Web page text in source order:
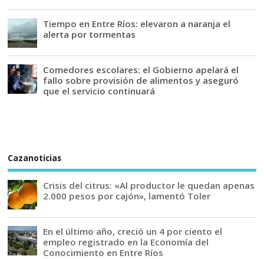
Tiempo en Entre Ríos: elevaron a naranja el
alerta por tormentas
Comedores escolares: el Gobierno apelará el
fallo sobre provisión de alimentos y aseguró
que el servicio continuará
Cazanoticias
Crisis del citrus: «Al productor le quedan apenas
2.000 pesos por cajón», lamentó Toler
En el último año, creció un 4 por ciento el
empleo registrado en la Economía del
Conocimiento en Entre Ríos